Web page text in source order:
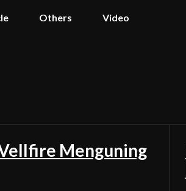
Others Video
Menguning